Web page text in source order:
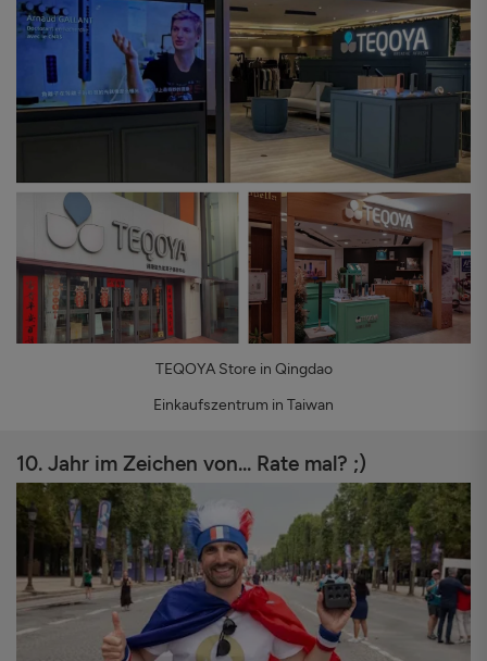
TEQOYA Store in Qingdao
Einkaufszentrum in Taiwan
10. Jahr im Zeichen von... Rate mal? ;)